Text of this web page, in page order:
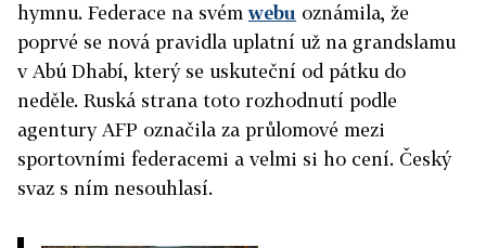
hymnu. Federace na svémwebu oznámila, že
poprvé se nová pravidla uplatní už na grandslamu
v Abú Dhabí, který se uskuteční od pátku do
neděle. Ruská strana toto rozhodnutí podle
agentury AFP označila za průlomové mezi
sportovními federacemi a velmi si ho cení. Český
svaz s ním nesouhlasí.